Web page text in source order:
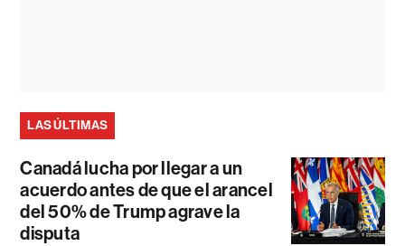
LAS ÚLTIMAS
Canadá lucha por llegar a un
acuerdo antes de que el arancel
del 50% de Trump agrave la
disputa